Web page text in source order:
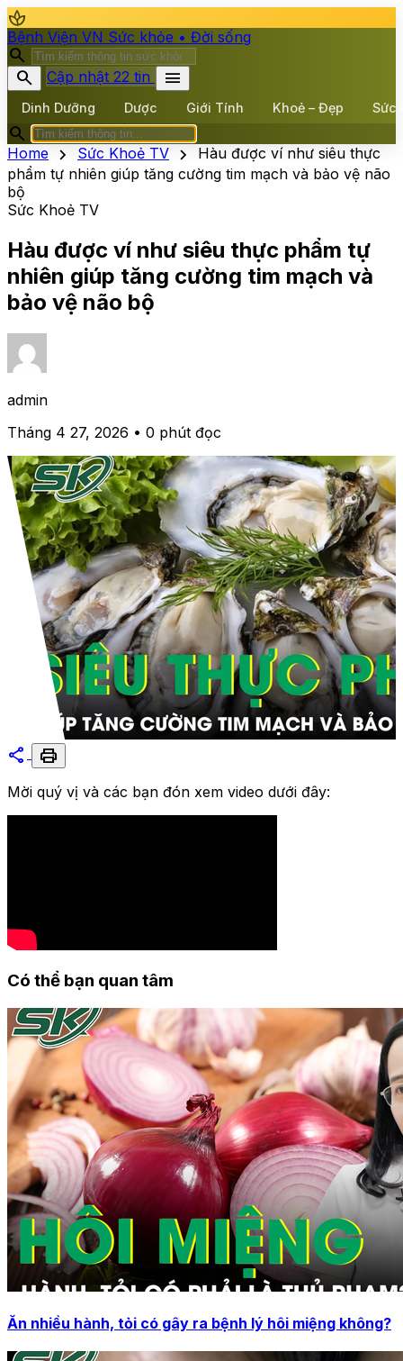
spa
Bệnh Viện VN Sức khỏe • Đời sống
search
search
Cập nhật 22 tin menu
Dinh Dưỡng Dược Giới Tính Khoẻ – Đẹp Sức
search
Home chevron_right Sức Khoẻ TV chevron_right
Hàu được ví như siêu thực
phẩm tự nhiên giúp tăng cường tim mạch và bảo vệ não
bộ
Sức Khoẻ TV
Hàu được ví như siêu thực phẩm tự
nhiên giúp tăng cường tim mạch và
bảo vệ não bộ
admin
Tháng 4 27, 2026 • 0 phút đọc
share print
Mời quý vị và các bạn đón xem video dưới đây:
Có thể bạn quan tâm
Ăn nhiều hành, tỏi có gây ra bệnh lý hôi miệng không?